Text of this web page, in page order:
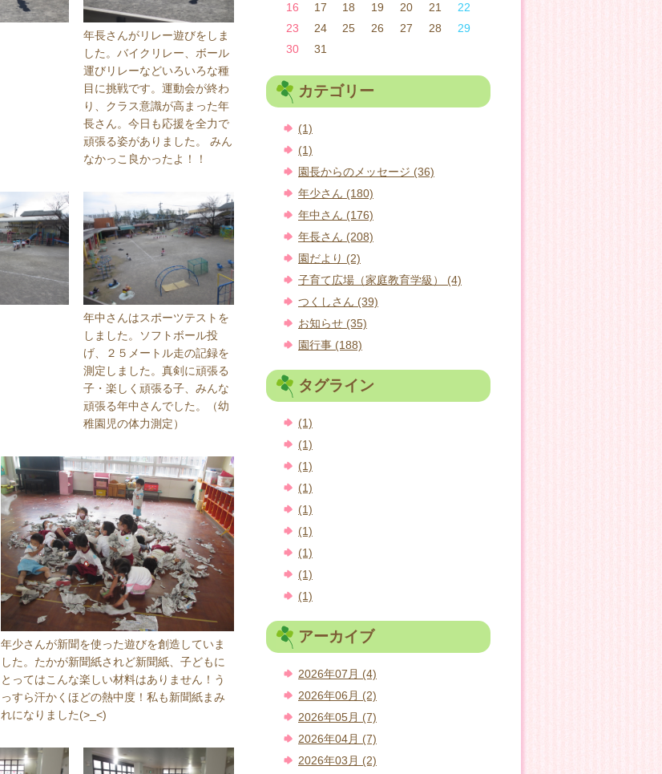
年長さんがリレー遊びをしま
した。バイクリレー、ボール
運びリレーなどいろいろな種
目に挑戦です。運動会が終わ
り、クラス意識が高まった年
長さん。今日も応援を全力で
頑張る姿がありました。 みん
なかっこ良かったよ！！
年中さんはスポーツテストを
しました。ソフトボール投
げ、２５メートル走の記録を
測定しました。真剣に頑張る
子・楽しく頑張る子、みんな
頑張る年中さんでした。（幼
稚園児の体力測定）
年少さんが新聞を使った遊びを創造していま
した。たかが新聞紙されど新聞紙、子どもに
とってはこんな楽しい材料はありません！う
っすら汗かくほどの熱中度！私も新聞紙まみ
れになりました(>_<)
16
17 18 19 20 21
22
23
24 25 26 27 28
29
30
31
カテゴリー
(1)
(1)
園長からのメッセージ (36)
年少さん (180)
年中さん (176)
年長さん (208)
園だより (2)
子育て広場（家庭教育学級） (4)
つくしさん (39)
お知らせ (35)
園行事 (188)
タグライン
(1)
(1)
(1)
(1)
(1)
(1)
(1)
(1)
(1)
アーカイブ
2026年07月 (4)
2026年06月 (2)
2026年05月 (7)
2026年04月 (7)
2026年03月 (2)